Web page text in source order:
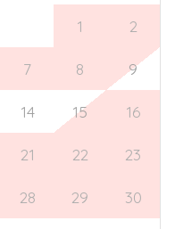
1 2
7 8 9
14 15 16
21 22 23
28 29 30